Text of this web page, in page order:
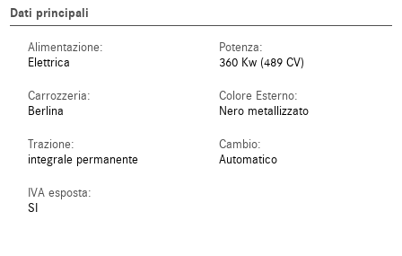
Dati principali
Alimentazione:
Elettrica
Potenza:
360 Kw (489 CV)
Carrozzeria:
Berlina
Colore Esterno:
Nero metallizzato
Trazione:
integrale permanente
Cambio:
Automatico
IVA esposta:
SI